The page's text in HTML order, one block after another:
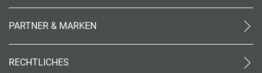
PARTNER & MARKEN
meinreisespezialist
RECHTLICHES